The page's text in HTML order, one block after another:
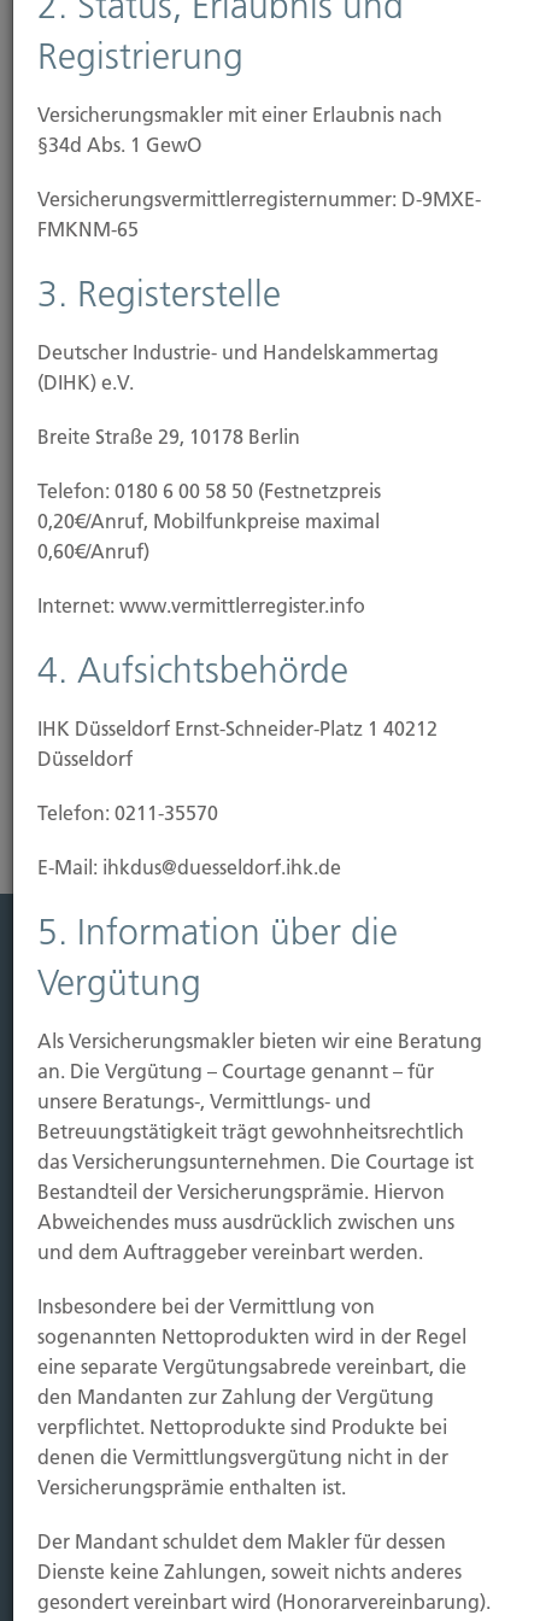
Rohrbruch sowie
Sturm und Hagel
Schäden durch Hochwasser oder Schneelast fallen
nicht unter den Schutz einer klassischen
Extremwetter durch den fortschreitenden
Klimawandel machen zusätzlichen
empfehlen wir den Abschluss einer
Diese zahlt bei Schäden durch
Überschwemmung, Überflutung, Rückstau
Erdsenkung oder Erdrutsch sowie
Schneedruck oder Lawinen
Unser Tipp: Wir beraten Sie, wie Sie Ihre Immobilie
vor Gefahren schützen können. Dafür haben wir
bedarfsgerechte und günstige Lösungen
vorbereitet.
Risikoanalyse Gebäudeversicherung
Leistung
Vorsorgen
Sichern
Immobilien Vers.
Kauf Grundstück
Baubeginn
Baufertigstellung/Hauskauf
Einzug/Vermietung
Schaden
Kontakt
Hubert Brück KG| Inhaber: Dipl. Ökonom Johannes
Brück | Kapellstraße 2 | 40479 Düsseldorf
Telefon:0211-490066 |Fax:0211-4911125 |E-Mail:
brueck@brueckkg.de
Kontaktformular
Registrierung
Versicherungsmakler mit einer Erlaubnis nach
§34d Abs. 1 GewO
Versicherungs­vermittler­registernummer: D-9MXE-
FMKNM-65
3. Registerstelle
Deutscher Industrie- und Handelskammertag
(DIHK) e.V.
Breite Straße 29, 10178 Berlin
Telefon: 0180 6 00 58 50 (Festnetzpreis
0,20€/Anruf, Mobilfunkpreise maximal
0,60€/Anruf)
Internet: www.vermittlerregister.info
4. Aufsichtsbehörde
IHK Düsseldorf Ernst-Schneider-Platz 1 40212
Düsseldorf
Telefon: 0211-35570
E-Mail: ihkdus@duesseldorf.ihk.de
5. Information über die
Vergütung
Als Versicherungsmakler bieten wir eine Beratung
an. Die Vergütung – Courtage genannt – für
unsere Beratungs-, Vermittlungs- und
Betreuungstätigkeit trägt gewohnheitsrechtlich
das Versicherungsunternehmen. Die Courtage ist
Bestandteil der Versicherungsprämie. Hiervon
Abweichendes muss ausdrücklich zwischen uns
und dem Auftraggeber vereinbart werden.
Insbesondere bei der Vermittlung von
sogenannten Nettoprodukten wird in der Regel
eine separate Vergütungsabrede vereinbart, die
den Mandanten zur Zahlung der Vergütung
verpflichtet. Nettoprodukte sind Produkte bei
denen die Vermittlungsvergütung nicht in der
Versicherungsprämie enthalten ist.
Der Mandant schuldet dem Makler für dessen
Dienste keine Zahlungen, soweit nichts anderes
gesondert vereinbart wird (Honorarvereinbarung).